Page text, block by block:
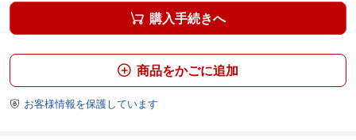
 購入手続きへ
 商品をかごに追加
 お客様情報を保護しています